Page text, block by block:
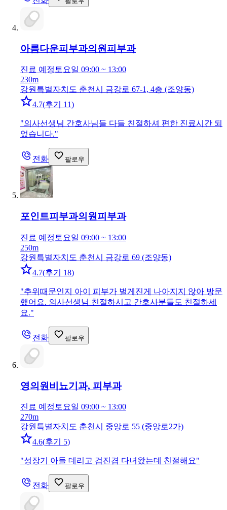
아름다운피부과의원 피부과
진료 예정토요일 09:00 ~ 13:00
230m
강원특별자치도 춘천시 금강로 67-1, 4층 (조양동)
4.7(후기 11)
"의사선생님 간호사님들 다들 친절하셔 편한 진료시간 되
었습니다."
전화 팔로우
포인트피부과의원 피부과
진료 예정 토요일 09:00 ~ 13:00
250m
강원특별자치도 춘천시 금강로 69 (조양동)
4.7(후기 18)
"추위때문인지 아이 피부가 벌게진게 나아지지 않아 방문
했어요. 의사선생님 친절하시고 간호사분들도 친절하세
요."
전화 팔로우
영의원 비뇨기과, 피부과
진료 예정 토요일 09:00 ~ 13:00
270m
강원특별자치도 춘천시 중앙로 55 (중앙로2가)
4.6(후기 5)
"성장기 아들 데리고 검진겸 다녀왔는데 친절해요"
전화 팔로우